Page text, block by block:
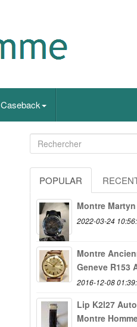
Caseback
POPULAR
Montre
2022-03-24
Montre
Geneve R153
2016-12-08
Lip K2l27
Montre